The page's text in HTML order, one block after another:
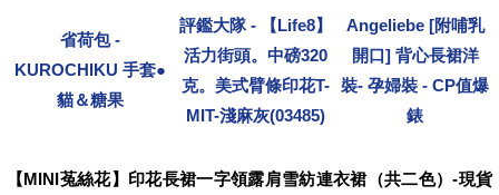
省荷包 -
KUROCHIKU 手套●
貓＆糖果
評鑑大隊 - 【Life8】
活力街頭。中磅320
克。美式臂條印花T-
MIT-淺麻灰(03485)
Angeliebe [附哺乳
開口] 背心長裙洋
裝- 孕婦裝 - CP值爆
錶
【MINI菟絲花】印花長裙一字領露肩雪紡連衣裙（共二色）-現貨